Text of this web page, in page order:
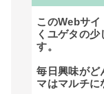
このWebサ
くユゲタの
す。
毎日興味がど
マはマルチに